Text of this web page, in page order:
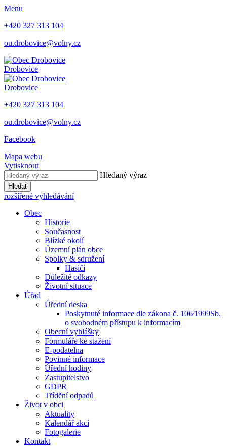
Menu
+420 327 313 104
ou.drobovice@volny.cz
Drobovice
Drobovice
+420 327 313 104
ou.drobovice@volny.cz
Facebook
Mapa webu
Vytisknout
Hledaný výraz
Hledat
rozšířené vyhledávání
Obec
Historie
Současnost
Blízké okolí
Územní plán obce
Spolky & sdružení
Hasiči
Důležité odkazy
Životní situace
Úřad
Úřední deska
Poskytnuté informace dle zákona č. 106⁄1999Sb.
o svobodném přístupu k informacím
Obecní vyhlášky
Formuláře ke stažení
E-podatelna
Povinné informace
Úřední hodiny
Zastupitelstvo
GDPR
Třídění odpadů
Život v obci
Aktuality
Kalendář akcí
Fotogalerie
Kontakt